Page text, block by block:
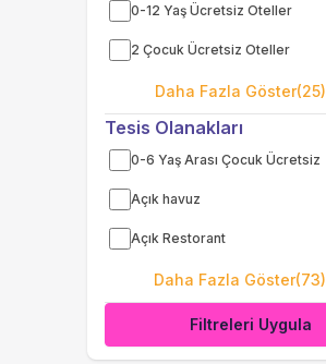
0-12 Yaş Ücretsiz Oteller
2 Çocuk Ücretsiz Oteller
Daha Fazla Göster(25)
Tesis Olanakları
0-6 Yaş Arası Çocuk Ücretsiz
Açık havuz
Açık Restorant
Daha Fazla Göster(73)
Filtreleri Uygula